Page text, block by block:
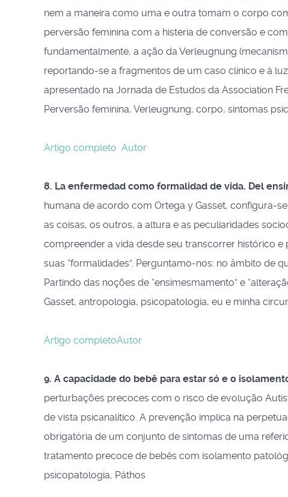
nem a maneira como uma e outra tomam o corpo
perversão feminina com a histeria de conversão e
fundamentalmente, a ação da Verleugnung
reportando-se a fragmentos de um caso clínico e à
apresentado na Jornada de Estudos da Association
Perversão feminina, Verleugnung, corpo, sintomas
Artigo completo Autor
8. La enfermedad como formalidad de vida. Del
humana de acordo com Ortega y Gasset, configura-
as coisas, os outros, a altura e as peculiaridades
compreender a vida desde seu transcorrer histórico
suas “formalidades”. Perguntamo-nos: no âmbito de
Partindo das noções de “ensimesmamento” e
Gasset, antropologia, psicopatologia, eu e minha
Artigo completoAutor
9. A capacidade do bebê para estar só e o
perturbações precoces com o risco de evolução
de vista psicanalítico. A prevenção implica na
obrigatória de um conjunto de sintomas de uma
tratamento precoce de bebês com isolamento
psicopatologia, Páthos